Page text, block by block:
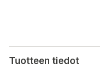
Tuotteen tiedot